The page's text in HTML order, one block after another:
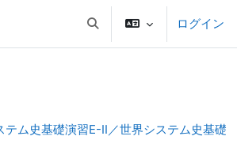
検索入力に切り替えるログイン
テム史基礎演習E-II／世界システム史基礎